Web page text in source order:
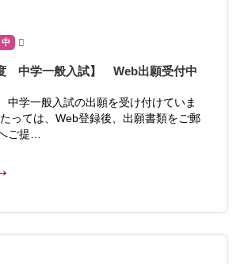
中
中学一般入試】 Web出願受付中
中学一般入試の出願を受け付けていま
っては、Web登録後、出願書類をご郵
ご提…